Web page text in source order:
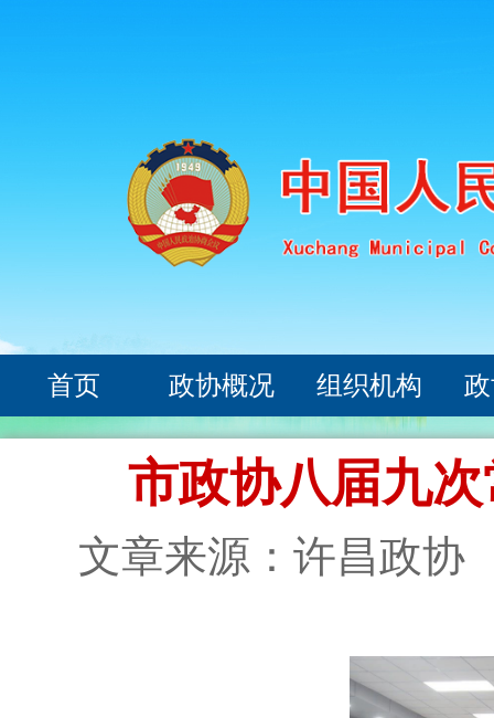
首页 政协概况 组织机构
市政协八届九
文章来源：许昌政